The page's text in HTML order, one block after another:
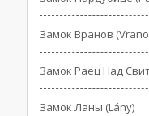
Замок Вранов
Замок Раец Над
Замок Ланы (Lány)